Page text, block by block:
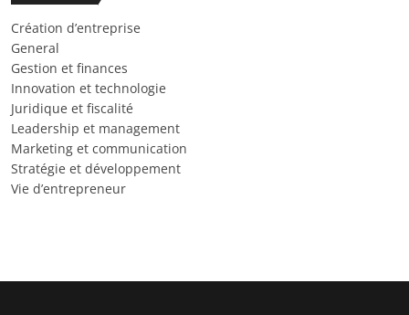
Création d’entreprise
General
Gestion et finances
Innovation et technologie
Juridique et fiscalité
Leadership et management
Marketing et communication
Stratégie et développement
Vie d’entrepreneur